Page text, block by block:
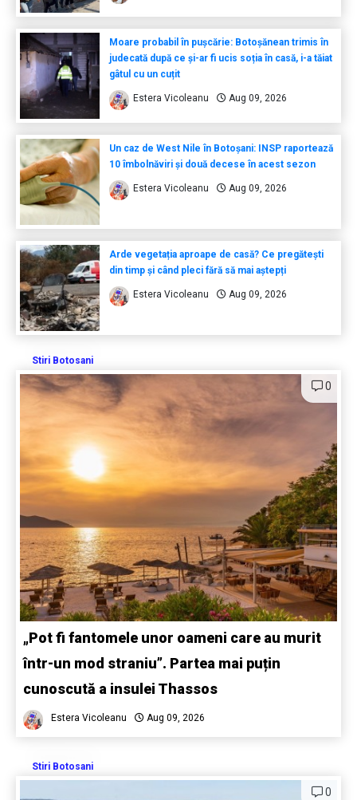
Moare probabil în pușcărie: Botoșănean trimis în
judecată după ce și-ar fi ucis soția în casă, i-a tăiat
gâtul cu un cuțit
Estera Vicoleanu Aug 09, 2026
Un caz de West Nile în Botoșani: INSP raportează
10 îmbolnăviri și două decese în acest sezon
Estera Vicoleanu Aug 09, 2026
Arde vegetația aproape de casă? Ce pregătești
din timp și când pleci fără să mai aștepți
Estera Vicoleanu Aug 09, 2026
Stiri Botosani
0
„Pot fi fantomele unor oameni care au murit
într-un mod straniu”. Partea mai puțin
cunoscută a insulei Thassos
Estera Vicoleanu Aug 09, 2026
Stiri Botosani
0